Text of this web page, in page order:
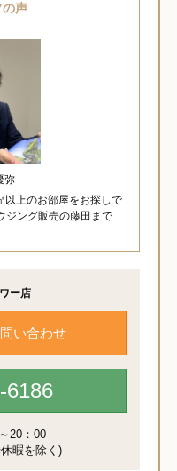
の声
弥
以上のお部屋をお探しで
ジング販売の藤田まで
ー店
い合わせ
6186
20：00
暇を除く)